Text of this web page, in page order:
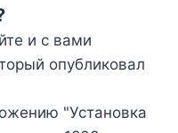
и с вами
опубликовал
"Установка